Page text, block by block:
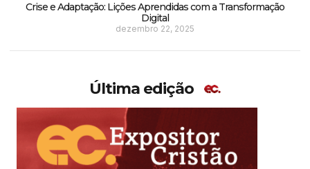
Crise e Adaptação: Lições Aprendidas com a Transformação
Digital
dezembro 22, 2025
Última edição